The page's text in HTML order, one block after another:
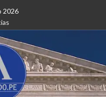
2026